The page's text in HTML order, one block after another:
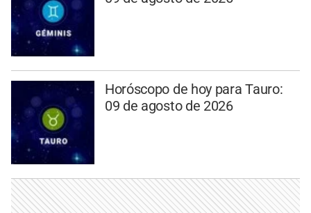
Horóscopo de hoy para Tauro:
09 de agosto de 2026